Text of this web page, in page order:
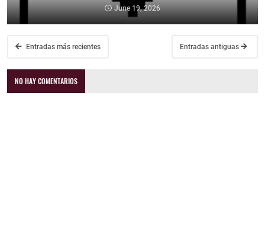
June 19, 2026
Entradas más recientes Entradas antiguas
NO HAY COMENTARIOS